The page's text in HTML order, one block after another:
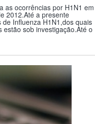
as ocorrências por H1N1 em
2012.Até a presente
Influenza H1N1,dos quais
sob investigação.Até o